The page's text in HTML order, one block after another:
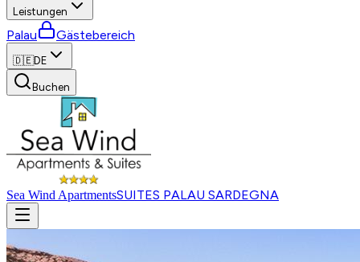
Leistungen
Palau Gästebereich
🇩🇪DE
Buchen
Sea Wind ApartmentsSUITES PALAU SARDEGNA